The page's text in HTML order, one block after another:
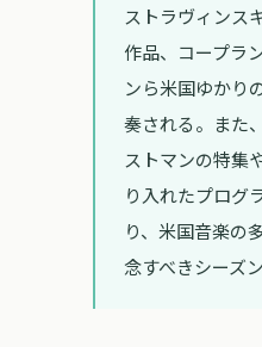
ストラヴィンス
作品、コープラ
ンら米国ゆかり
奏される。また
ストマンの特集
り入れたプログ
り、米国音楽の
念すべきシーズ